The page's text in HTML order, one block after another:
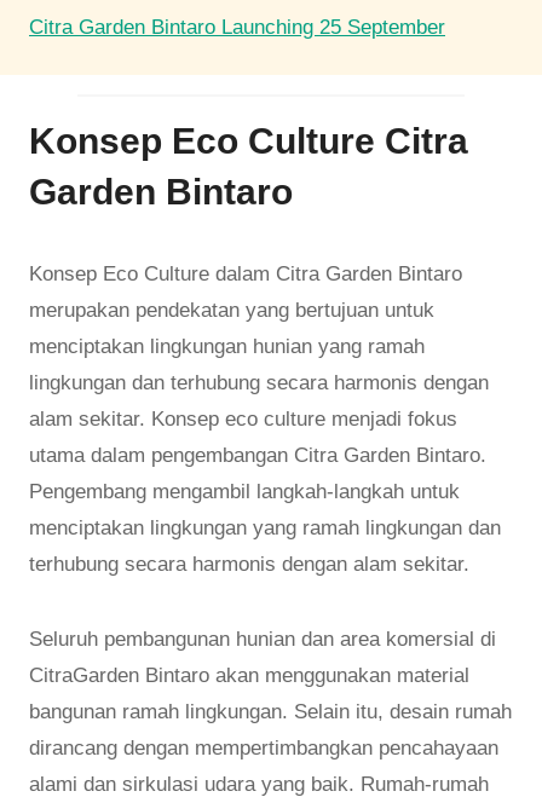
Citra Garden Bintaro Launching 25 September
Konsep Eco Culture Citra
Garden Bintaro
Konsep Eco Culture dalam Citra Garden Bintaro
merupakan pendekatan yang bertujuan untuk
menciptakan lingkungan hunian yang ramah
lingkungan dan terhubung secara harmonis dengan
alam sekitar. Konsep eco culture menjadi fokus
utama dalam pengembangan Citra Garden Bintaro.
Pengembang mengambil langkah-langkah untuk
menciptakan lingkungan yang ramah lingkungan dan
terhubung secara harmonis dengan alam sekitar.
Seluruh pembangunan hunian dan area komersial di
CitraGarden Bintaro akan menggunakan material
bangunan ramah lingkungan. Selain itu, desain rumah
dirancang dengan mempertimbangkan pencahayaan
alami dan sirkulasi udara yang baik. Rumah-rumah